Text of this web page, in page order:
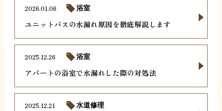
ユニットバスの水漏れ原因を徹底解説します
2026.01.06 浴室
アパートの浴室で水漏れした際の対処法
2025.12.26 浴室
2025.12.21 水道修理